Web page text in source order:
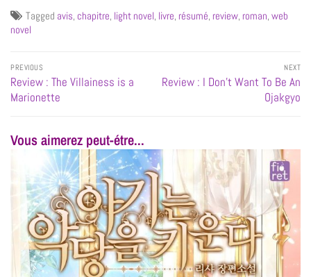
Tagged avis chapitre light novel livre résumé review roman web
novel
PREVIOUS
Review : The Villainess is a
Marionette
NEXT
Review : I Don’t Want To Be An
Ojakgyo
Vous aimerez peut-étre...